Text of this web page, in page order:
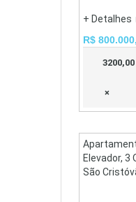
+ Detalhes
R$
3200,00
×
Elevador,
São